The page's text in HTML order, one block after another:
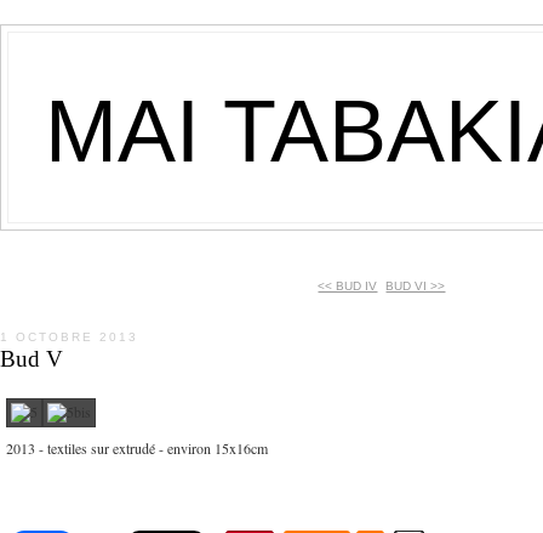
MAI
<< BUD IV BUD VI >>
1 OCTOBRE 2013
Bud V
2013 - textiles sur extrudé - environ 15x16cm